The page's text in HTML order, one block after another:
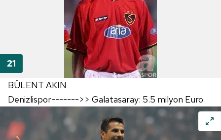
BÜLENT AKIN
Denizlispor------->> Galatasaray: 5.5 milyon Euro